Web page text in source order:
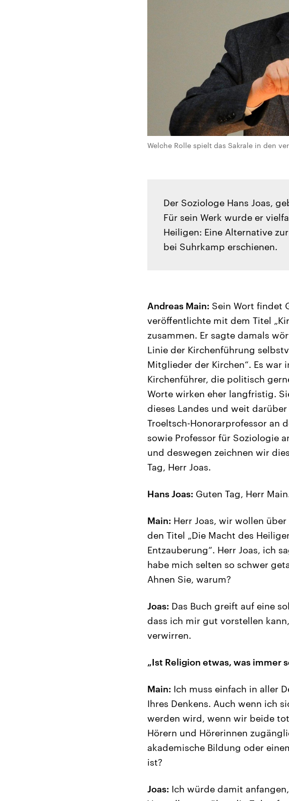
Welche Rolle spielt das Sakrale in den
Der Soziologe Hans Joas,
Für sein Werk wurde er
Heiligen: Eine Alternative
bei Suhrkamp erschienen.
Andreas Main: Sein Wort findet
veröffentlichte mit dem Titel
zusammen. Er sagte damals
Linie der Kirchenführung
Mitglieder der Kirchen“. Es war
Kirchenführer, die politisch
Worte wirken eher langfristig.
dieses Landes und weit
Troeltsch-Honorarprofessor an
sowie Professor für Soziologie
und deswegen zeichnen wir
Tag, Herr Joas.
Hans Joas: Guten Tag, Herr
Main: Herr Joas, wir wollen
den Titel „Die Macht des
Entzauberung“. Herr Joas, ich
habe mich selten so schwer
Ahnen Sie, warum?
Joas: Das Buch greift auf eine
dass ich mir gut vorstellen
verwirren.
„Ist Religion etwas, was immer
Main: Ich muss einfach in aller
Ihres Denkens. Auch wenn ich
werden wird, wenn wir beide
Hörern und Hörerinnen
akademische Bildung oder
ist?
Joas: Ich würde damit